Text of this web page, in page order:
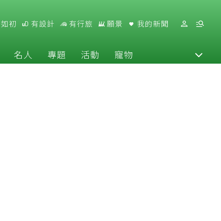
初 有設計 有行旅 願景 我的新聞
名人 專題 活動 寵物